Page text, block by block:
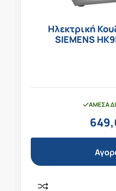
Ηλεκτρική
SIEMENS
ΆΜΕΣΑ